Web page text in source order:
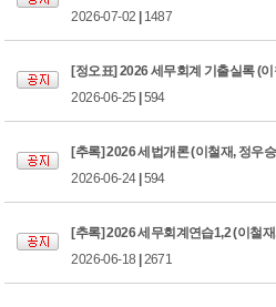
2026-07-02
1487
2026-06-25 594
2026-06-24 594
2026-06-18 2671